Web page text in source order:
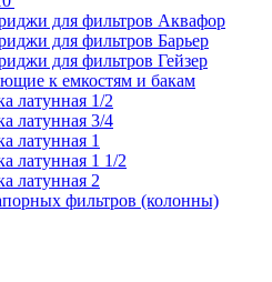
для фильтров Аквафор
для фильтров Барьер
для фильтров Гейзер
к емкостям и бакам
латунная 1/2
латунная 3/4
латунная 1
латунная 1 1/2
латунная 2
фильтров (колонны)